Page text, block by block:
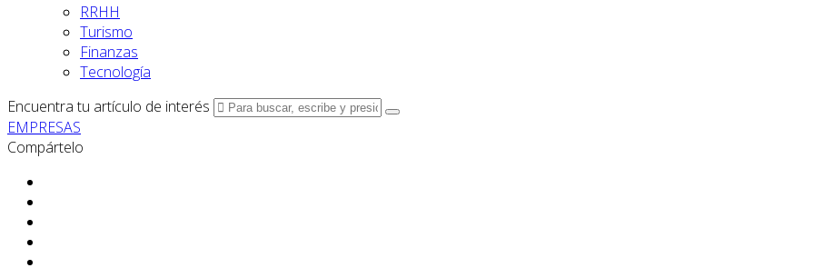
RRHH
Turismo
Finanzas
Tecnología
Encuentra tu artículo de interés
EMPRESAS
Compártelo